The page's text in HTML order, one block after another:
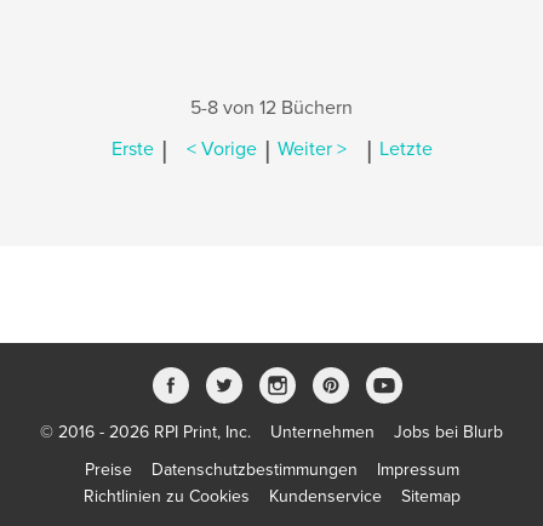
5-8 von 12 Büchern
Erste | < Vorige | Weiter > | Letzte
© 2016 - 2026 RPI Print, Inc. Unternehmen
Jobs bei Blurb
Preise
Datenschutzbestimmungen
Impressum
Richtlinien zu Cookies
Kundenservice Sitemap